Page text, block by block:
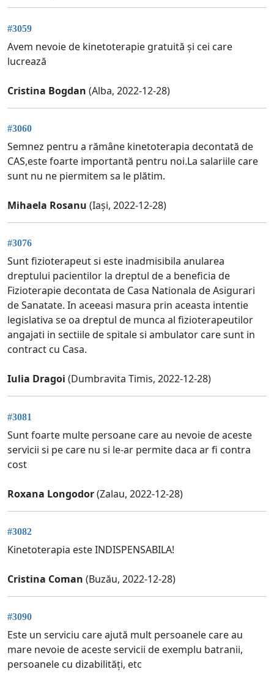
#3059
Avem nevoie de kinetoterapie gratuită și cei care
lucrează
Cristina Bogdan (Alba, 2022-12-28)
#3060
Semnez pentru a rămâne kinetoterapia decontată de
CAS,este foarte importantă pentru noi.La salariile care
sunt nu ne piermitem sa le plătim.
Mihaela Rosanu (Iași, 2022-12-28)
#3076
Sunt fizioterapeut si este inadmisibila anularea
dreptului pacientilor la dreptul de a beneficia de
Fizioterapie decontata de Casa Nationala de Asigurari
de Sanatate. In aceeasi masura prin aceasta intentie
legislativa se oa dreptul de munca al fizioterapeutilor
angajati in sectiile de spitale si ambulator care sunt in
contract cu Casa.
Iulia Dragoi (Dumbravita Timis, 2022-12-28)
#3081
Sunt foarte multe persoane care au nevoie de aceste
servicii si pe care nu si le-ar permite daca ar fi contra
cost
Roxana Longodor(Zalau, 2022-12-28)
#3082
Kinetoterapia este INDISPENSABILA!
Cristina Coman (Buzău, 2022-12-28)
#3090
Este un serviciu care ajută mult persoanele care au
mare nevoie de aceste servicii de exemplu batranii,
persoanele cu dizabilități, etc